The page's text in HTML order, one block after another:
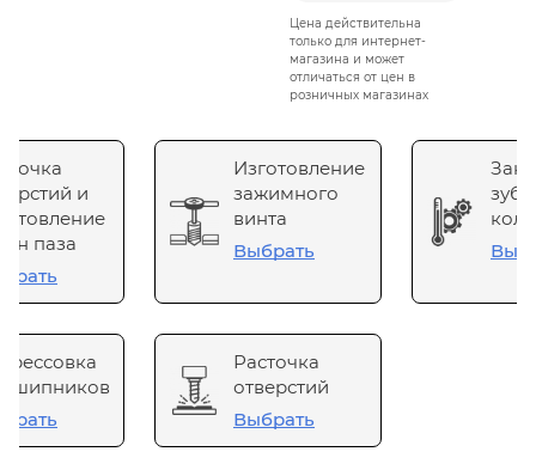
Цена действительна
только для интернет-
магазина и может
отличаться от цен в
розничных магазинах
и
паза
Изготовление
зажимного
винта
Выбрать
Расточка
отверстий
Выбрать